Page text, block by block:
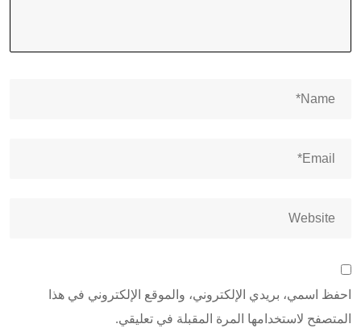
احفظ اسمي، بريدي الإلكتروني، والموقع الإلكتروني في هذا
المتصفح لاستخدامها المرة المقبلة في تعليقي.